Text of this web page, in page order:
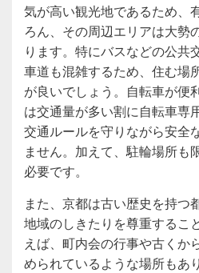
気が高い観光地であるため、
ろん、その周辺エリアは大勢
ります。特にバスなどの公共
車道も混雑するため、住む場
が良いでしょう。自転車が便
は交通量が多い割に自転車専
交通ルールを守りながら安全
ません。加えて、駐輪場所も
必要です。
また、京都は古い歴史を持つ
地域のしきたりを尊重するこ
えば、町内会の行事や古くか
められているような場所もあ